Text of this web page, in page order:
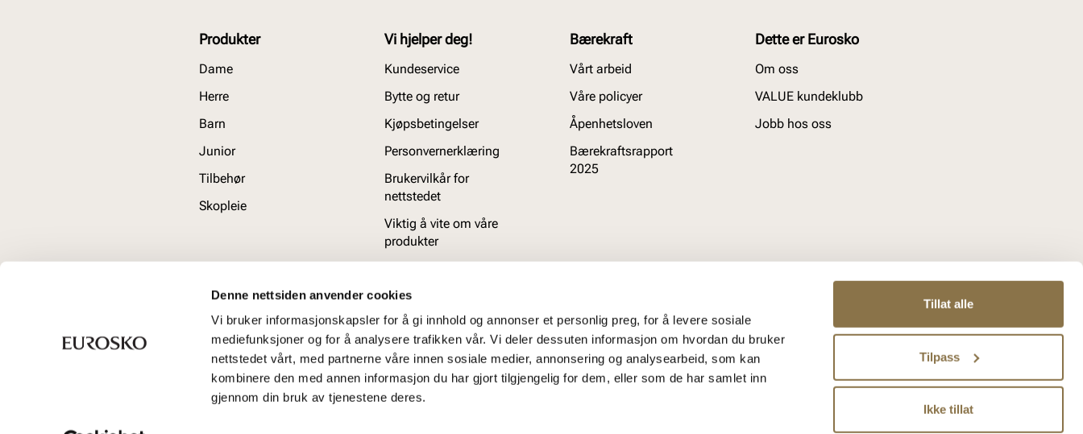
Denne nettsiden anvender cookies
Vi bruker informasjonskapsler for å gi innhold og annonser et personlig preg, for å levere sosiale
mediefunksjoner og for å analysere trafikken vår. Vi deler dessuten informasjon om hvordan du bruker
nettstedet vårt, med partnerne våre innen sosiale medier, annonsering og analysearbeid, som kan
kombinere den med annen informasjon du har gjort tilgjengelig for dem, eller som de har samlet inn
gjennom din bruk av tjenestene deres.
Tillat alle
Tilpass
Ikke tillat
Produkter
Dame
Herre
Barn
Junior
Tilbehør
Skopleie
Vi hjelper deg!
Kundeservice
Bytte og retur
Kjøpsbetingelser
Personvernerklæring
Brukervilkår for
nettstedet
Viktig å vite om våre
produkter
Bærekraft
Vårt arbeid
Våre policyer
Åpenhetsloven
Bærekraftsrapport
2025
Dette er Eurosko
Om oss
VALUE kundeklubb
Jobb hos oss